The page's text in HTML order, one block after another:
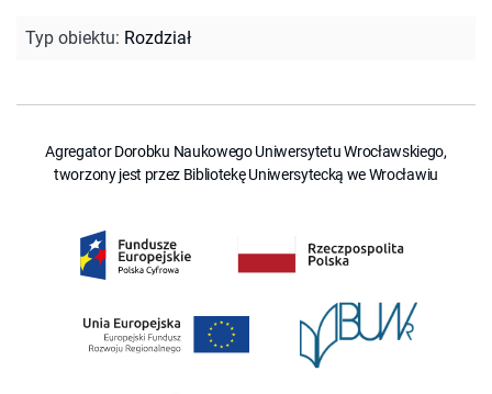
Typ obiektu: Rozdział
Agregator Dorobku Naukowego Uniwersytetu Wrocławskiego,
tworzony jest przez Bibliotekę Uniwersytecką we Wrocławiu